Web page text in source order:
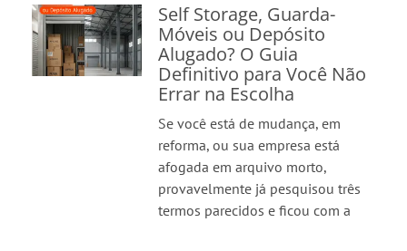
Self Storage, Guarda-
Móveis ou Depósito
Alugado? O Guia
Definitivo para Você Não
Errar na Escolha
Se você está de mudança, em
reforma, ou sua empresa está
afogada em arquivo morto,
provavelmente já pesquisou três
termos parecidos e ficou com a